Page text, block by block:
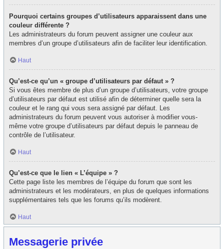
Pourquoi certains groupes d’utilisateurs apparaissent dans une
couleur différente ?
Les administrateurs du forum peuvent assigner une couleur aux
membres d’un groupe d’utilisateurs afin de faciliter leur identification.
Haut
Qu’est-ce qu’un « groupe d’utilisateurs par défaut » ?
Si vous êtes membre de plus d’un groupe d’utilisateurs, votre groupe
d’utilisateurs par défaut est utilisé afin de déterminer quelle sera la
couleur et le rang qui vous sera assigné par défaut. Les
administrateurs du forum peuvent vous autoriser à modifier vous-
même votre groupe d’utilisateurs par défaut depuis le panneau de
contrôle de l’utilisateur.
Haut
Qu’est-ce que le lien « L’équipe » ?
Cette page liste les membres de l’équipe du forum que sont les
administrateurs et les modérateurs, en plus de quelques informations
supplémentaires tels que les forums qu’ils modèrent.
Haut
Messagerie privée